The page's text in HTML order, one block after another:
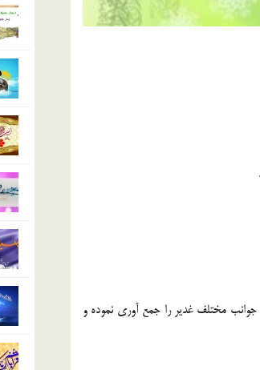
مختلف غدير را جمع آورى نموده و